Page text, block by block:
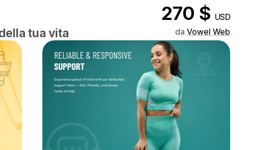
270 $ USD
tua vita da Vowel Web